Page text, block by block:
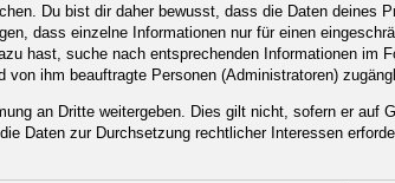
Du bist dir daher bewusst, dass die Daten deines
dass einzelne Informationen nur für einen
hast, suche nach entsprechenden Informationen im
ihm beauftragte Personen (Administratoren)
an Dritte weitergeben. Dies gilt nicht, sofern er auf
Daten zur Durchsetzung rechtlicher Interessen